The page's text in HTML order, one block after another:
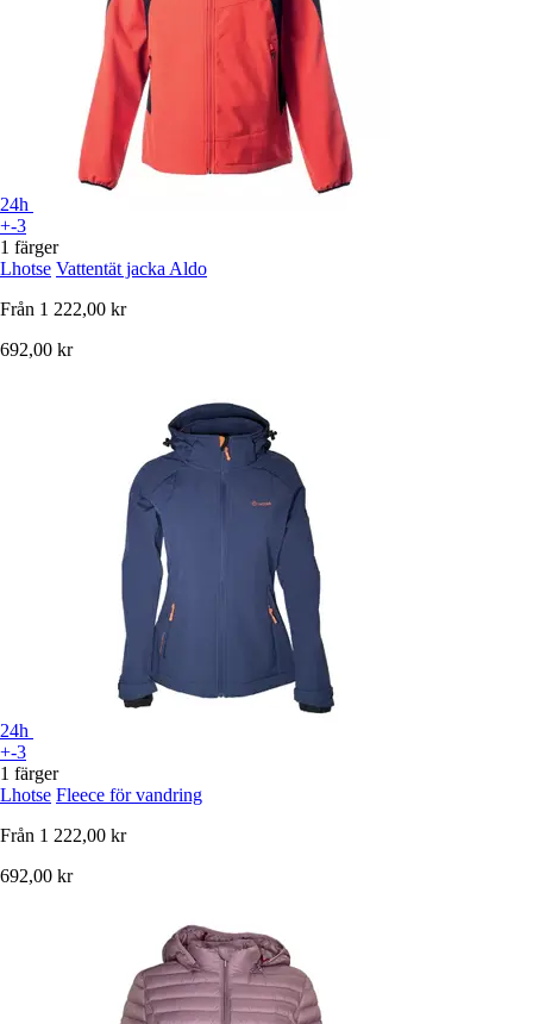
24h
+-3
1 färger
Lhotse Vattentät jacka Aldo
Från 1 222,00 kr
692,00 kr
24h
+-3
1 färger
Lhotse Fleece för vandring
Från 1 222,00 kr
692,00 kr